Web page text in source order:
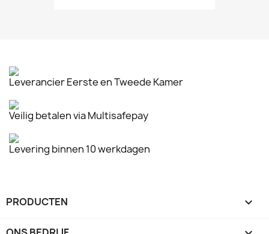
Leverancier Eerste en Tweede Kamer
Veilig betalen via Multisafepay
Levering binnen 10 werkdagen
PRODUCTEN 